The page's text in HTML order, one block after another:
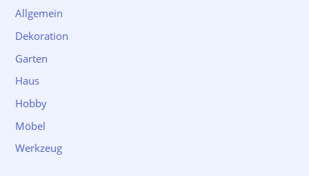
Allgemein
Dekoration
Garten
Haus
Hobby
Möbel
Werkzeug